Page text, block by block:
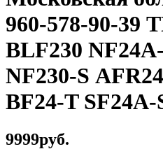
960-578-90-39
BLF230
NF230-S
BF24-T
9999руб.